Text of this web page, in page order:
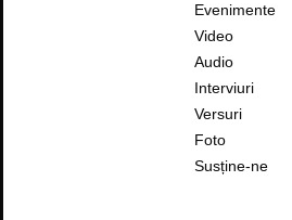
Evenimente
Video
Audio
Interviuri
Versuri
Foto
Susține-ne